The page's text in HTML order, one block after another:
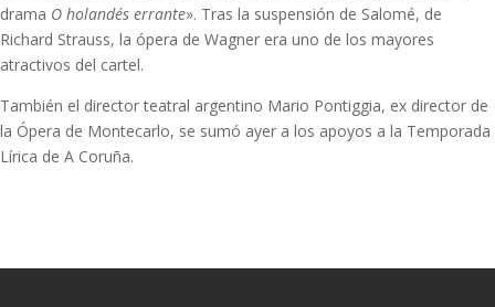
drama O holandés errante». Tras la suspensión de Salomé, de
Richard Strauss, la ópera de Wagner era uno de los mayores
atractivos del cartel.
También el director teatral argentino Mario Pontiggia, ex director de
la Ópera de Montecarlo, se sumó ayer a los apoyos a la Temporada
Lírica de A Coruña.